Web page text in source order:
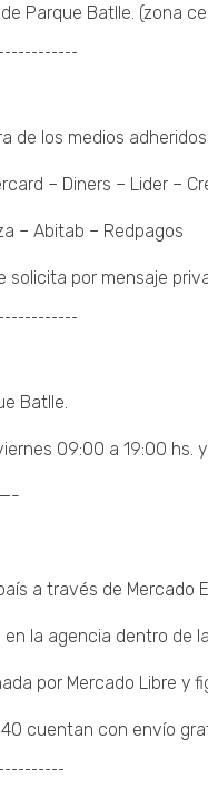
Parque Batlle. (zona
de los medios adheridos
– Diners – Lider –
– Abitab – Redpagos
solicita por mensaje
Batlle.
09:00 a 19:00 hs.
a través de Mercado
la agencia dentro de
por Mercado Libre y
cuentan con envío